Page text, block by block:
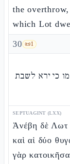
the
which Lot
30 📜1
כי ירא לשבת
SEPTUAGINT (LXX)
Ἀνέβη δὲ Λωτ
καὶ αἱ δύο
γὰρ